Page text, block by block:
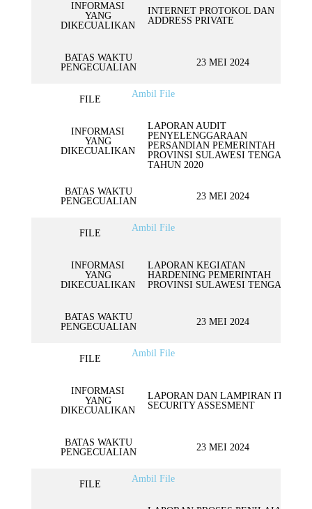
INFORMASI
YANG
DIKECUALIKAN
INTERNET PROTOKOL DAN
ADDRESS PRIVATE
BATAS WAKTU
PENGECUALIAN
23 MEI 2024
FILE
Ambil File
INFORMASI
YANG
DIKECUALIKAN
LAPORAN AUDIT
PENYELENGGARAAN
PERSANDIAN PEMERINTAH
PROVINSI SULAWESI TENGAH
TAHUN 2020
BATAS WAKTU
PENGECUALIAN
23 MEI 2024
FILE
Ambil File
INFORMASI
YANG
DIKECUALIKAN
LAPORAN KEGIATAN
HARDENING PEMERINTAH
PROVINSI SULAWESI TENGAH
BATAS WAKTU
PENGECUALIAN
23 MEI 2024
FILE
Ambil File
INFORMASI
YANG
DIKECUALIKAN
LAPORAN DAN LAMPIRAN IT
SECURITY ASSESMENT
BATAS WAKTU
PENGECUALIAN
23 MEI 2024
FILE
Ambil File